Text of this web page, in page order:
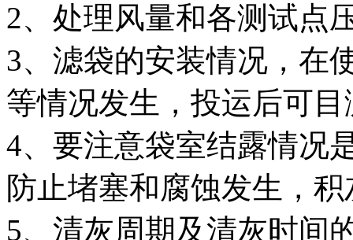
2、处理风量和各测试点
3、滤袋的安装情况，在
等情况发生，投运后可
4、要注意袋室结露情况
防止堵塞和腐蚀发生，
5、清灰周期及清灰时间